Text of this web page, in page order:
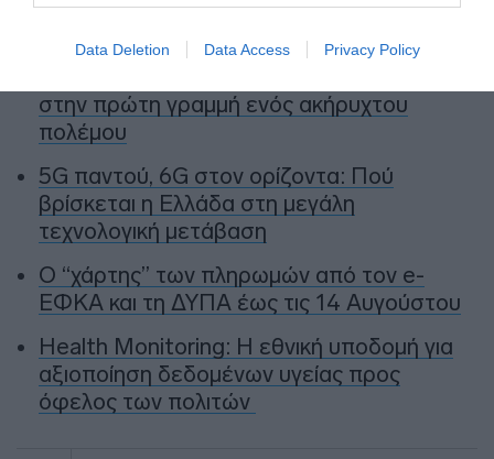
Data Deletion Data Access Privacy Policy
στην πρώτη γραμμή ενός ακήρυχτου
πολέμου
5G παντού, 6G στον ορίζοντα: Πού
βρίσκεται η Ελλάδα στη μεγάλη
τεχνολογική μετάβαση
Ο “χάρτης” των πληρωμών από τον e-
ΕΦΚΑ και τη ΔΥΠΑ έως τις 14 Αυγούστου
Health Monitoring: Η εθνική υποδομή για
αξιοποίηση δεδομένων υγείας προς
όφελος των πολιτών